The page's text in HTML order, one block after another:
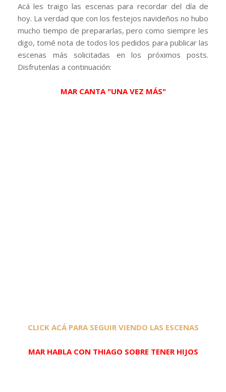
Acá les traigo las escenas para recordar del día de
hoy. La verdad que con los festejos navideños no hubo
mucho tiempo de prepararlas, pero como siempre les
digo, tomé nota de todos los pedidos para publicar las
escenas más solicitadas en los próximos posts.
Disfrutenlas a continuación:
MAR CANTA "UNA VEZ MÁS"
CLICK ACÁ PARA SEGUIR VIENDO LAS ESCENAS
MAR HABLA CON THIAGO SOBRE TENER HIJOS